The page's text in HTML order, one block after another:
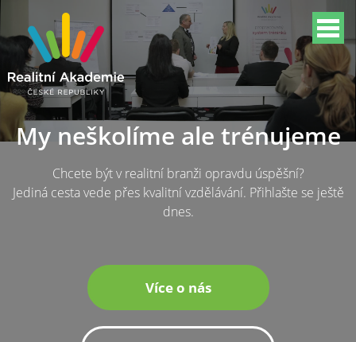
My neškolíme ale trénujeme
Chcete být v realitní branži opravdu úspěšní?
Jediná cesta vede přes kvalitní vzdělávání. Přihlašte se ještě
dnes.
Více o nás